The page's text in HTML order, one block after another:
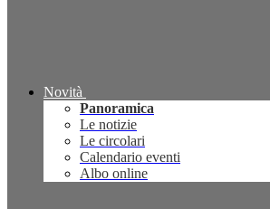
Novità
Panoramica
Le notizie
Le circolari
Calendario eventi
Albo online